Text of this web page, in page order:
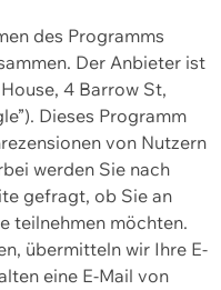
des Programms
Der Anbieter ist
4 Barrow St,
Dieses Programm
von Nutzern
werden Sie nach
gefragt, ob Sie an
teilnehmen möchten.
übermitteln wir Ihre E-
eine E-Mail von